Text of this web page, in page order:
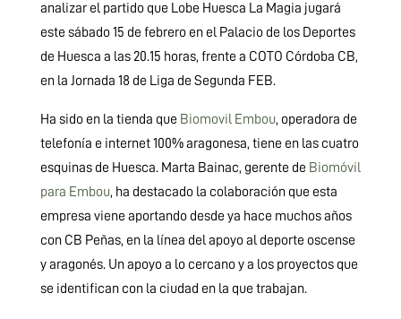
analizar el partido que Lobe Huesca La Magia jugará
este sábado 15 de febrero en el Palacio de los Deportes
de Huesca a las 20.15 horas, frente a COTO Córdoba CB,
en la Jornada 18 de Liga de Segunda FEB.
Ha sido en la tienda que Biomovil Embou, operadora de
telefonía e internet 100% aragonesa, tiene en las cuatro
esquinas de Huesca. Marta Bainac, gerente de Biomóvil
para Embou, ha destacado la colaboración que esta
empresa viene aportando desde ya hace muchos años
con CB Peñas, en la línea del apoyo al deporte oscense
y aragonés. Un apoyo a lo cercano y a los proyectos que
se identifican con la ciudad en la que trabajan.